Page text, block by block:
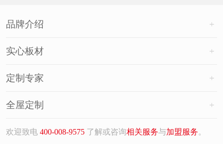
品牌介绍
实心板材
定制专家
全屋定制
欢迎致电 400-008-9575了解或咨询相关服务与加盟服务。